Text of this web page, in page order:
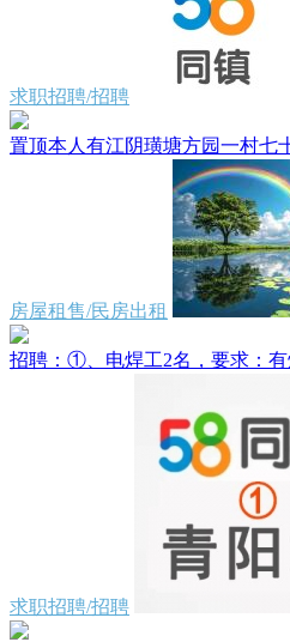
求职招聘/招聘
置顶本人有江阴璜塘方园一村七
房屋租售/民房出租
招聘：①、电焊工2名，要求：
求职招聘/招聘